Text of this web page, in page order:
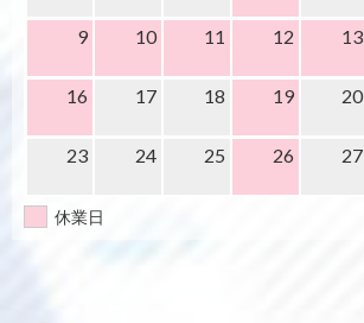
9 10 11 12 13
16 17 18 19 20
23 24 25 26 27
休業日